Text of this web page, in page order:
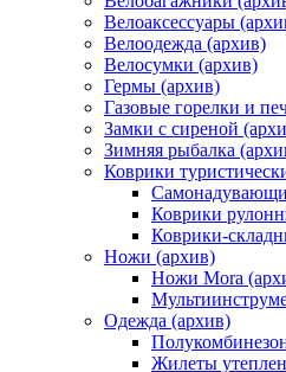
Велоаксессуары
Велоодежда (архив)
Велосумки (архив)
Гермы (архив)
Газовые горелки и
Замки с сиреной
Зимняя рыбалка
Коврики
Коврики
Коврики-
Ножи (архив)
Ножи Mora
Одежда (архив)
Жилеты